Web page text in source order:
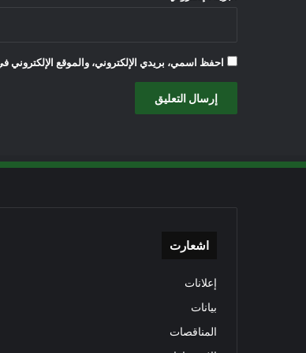
احفظ اسمي، بريدي الإلكتروني، والموقع الإلكتروني
اشعارت
إعلانات
بيانات
المناقصات